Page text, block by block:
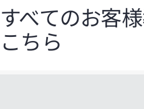
すべてのお客
こちら